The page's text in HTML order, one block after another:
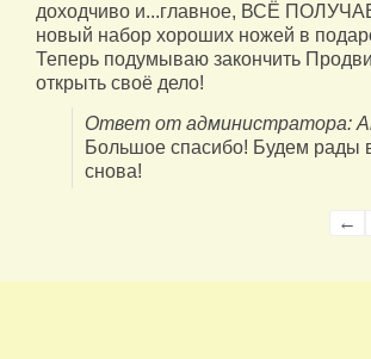
доходчиво и...главное, ВСЁ
новый набор хороших ножей в
Теперь подумываю закончить
открыть своё дело!
Ответ от администратора:
Большое спасибо! Будем рады
снова!
←